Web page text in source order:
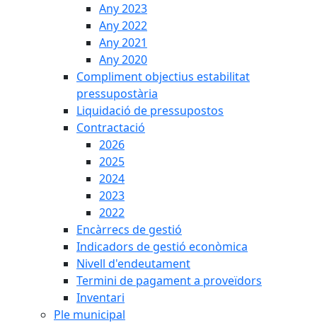
Any 2023
Any 2022
Any 2021
Any 2020
Compliment objectius estabilitat
pressupostària
Liquidació de pressupostos
Contractació
2026
2025
2024
2023
2022
Encàrrecs de gestió
Indicadors de gestió econòmica
Nivell d'endeutament
Termini de pagament a proveïdors
Inventari
Ple municipal